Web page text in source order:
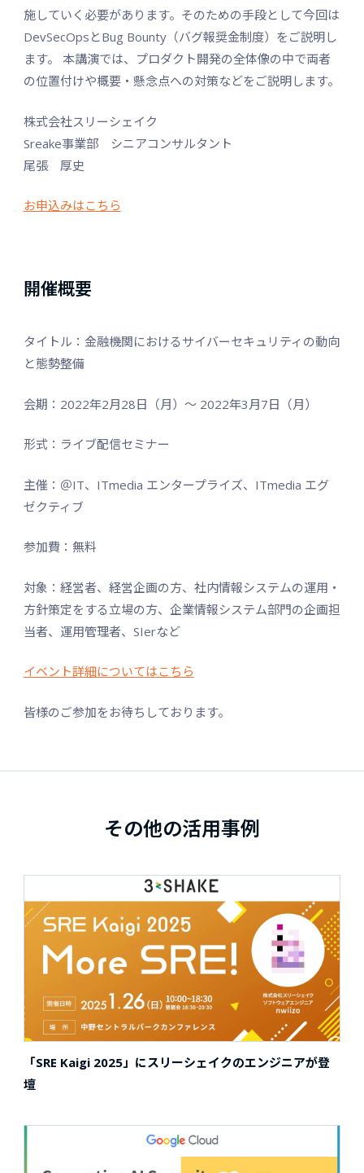
施していく必要があります。そのための手段として今回は
DevSecOpsとBug Bounty（バグ報奨金制度）をご説明し
ます。 本講演では、プロダクト開発の全体像の中で両者
の位置付けや概要・懸念点への対策などをご説明します。
株式会社スリーシェイク
Sreake事業部 シニアコンサルタント
尾張 厚史
お申込みはこちら
開催概要
タイトル：金融機関におけるサイバーセキュリティの動向
と態勢整備
会期：2022年2月28日（月）～ 2022年3月7日（月）
形式：ライブ配信セミナー
主催：＠IT、ITmedia エンタープライズ、ITmedia エグ
ゼクティブ
参加費：無料
対象：経営者、経営企画の方、社内情報システムの運用・
方針策定をする立場の方、企業情報システム部門の企画担
当者、運用管理者、SIerなど
イベント詳細についてはこちら
皆様のご参加をお待ちしております。
その他の活用事例
「SRE Kaigi 2025」にスリーシェイクのエンジニアが登
壇